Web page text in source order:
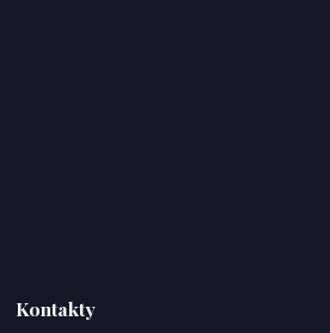
Kontakty